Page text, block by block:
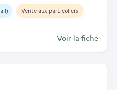
Vente aux particuliers
Voir la fiche